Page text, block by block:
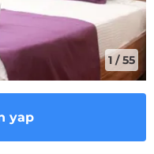
1 /55
yap